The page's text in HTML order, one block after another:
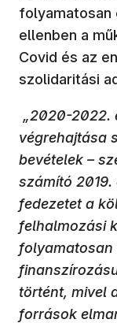
folyamatosan
ellenben a
Covid és az
szolidaritási
„2020-2022.
végrehajtása
bevételek –
számító
fedezetet a
felhalmozási
folyamatosan
történt, mivel
források